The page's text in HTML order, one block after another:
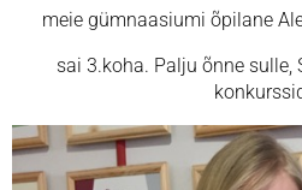
meie gümnaasiumi õpilane
sai 3.koha. Palju õnne sulle,